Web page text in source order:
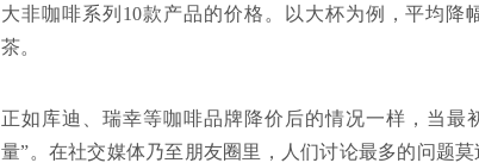
大非咖啡系列10款产品的价格。以大杯为例，平均
茶。
正如库迪、瑞幸等咖啡品牌降价后的情况一样，当
量”。在社交媒体乃至朋友圈里，人们讨论最多的问题